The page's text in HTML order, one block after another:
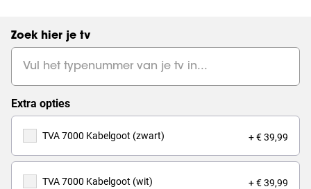
Zoek hier je tv
Extra opties
TVA 7000 Kabelgoot (zwart) + € 39,99
TVA 7000 Kabelgoot (wit) + € 39,99